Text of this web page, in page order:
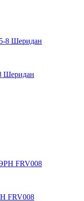
Шеридан
FRV008